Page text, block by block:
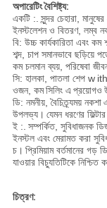
অপারেটিং বৈশিষ্ট্য:
একটি :. সুন্দর চেহারা,
ইনস্টলেশন ও বিতরণ, লম্ব
বি: উচ্চ কার্যকারিতা এবং কম
শব্দ, চাপ সমানভাবে ছড়িয়ে
কম চলমান ব্যয়, পরিষেবা
সি: হালকা, পাতলা শেপ w
ওজন, কমসিলিং এ প্রয়োগও
ডি: নমনীয়, বৈচিত্র্যময় নকশা
উপলভ্য। যেমন ধরণের ফিল্টার
ই :. সম্পর্কিত, সুবিধাজনক
ইনস্টল এবং মেরামত করা
চ। প্রিমিয়াম বর্তমানের গড়
যাওয়ার বিচ্যুতিটিকে নিশ্চিত
চিত্রণ: